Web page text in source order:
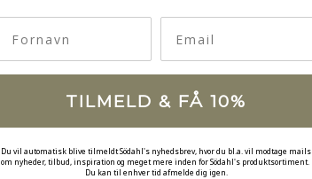
TILMELD & FÅ 10%
Du vil automatisk blive tilmeldt Södahl's nyhedsbrev, hvor du bl.a. vil modtage mails
om nyheder, tilbud, inspiration og meget mere inden for Södahl's produktsortiment.
Du kan til enhver tid afmelde dig igen.